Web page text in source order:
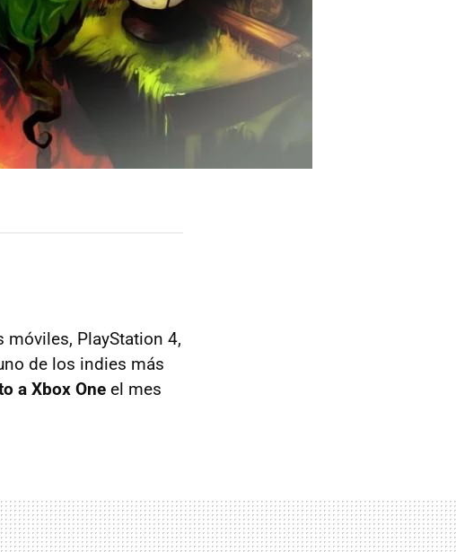
PlayStation 4,
de los indies más
a Xbox One el mes